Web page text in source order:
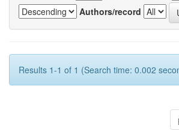
Authors/record
Results 1-1 of 1 (Search time: 0.002